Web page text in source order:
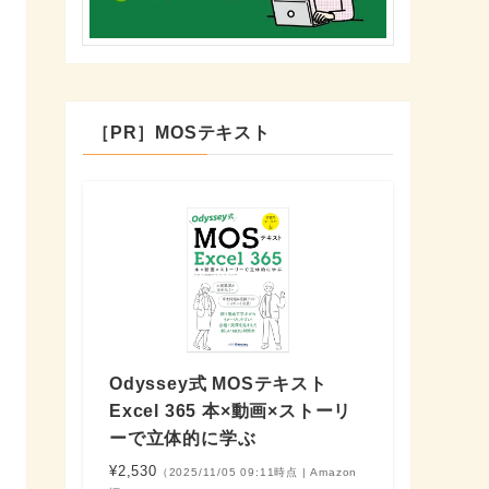
［PR］MOSテキスト
Odyssey式 MOSテキスト
Excel 365 本×動画×ストーリ
ーで立体的に学ぶ
¥2,530 （2025/11/05 09:11時点 | Amazon